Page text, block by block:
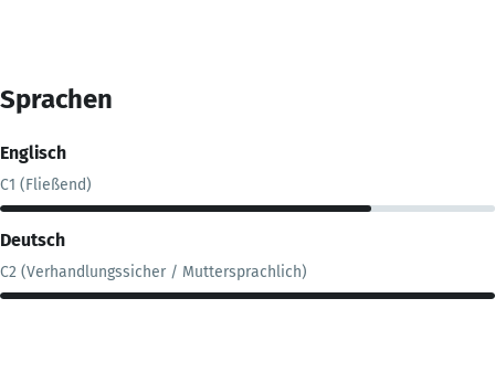
Sprachen
Englisch
C1 (Fließend)
Deutsch
C2 (Verhandlungssicher / Muttersprachlich)